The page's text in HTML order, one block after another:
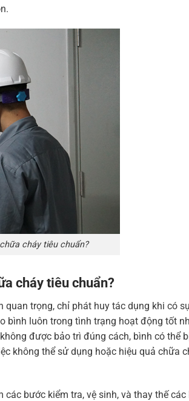
cháy tiêu chuẩn?
cháy tiêu chuẩn?
quan trọng, chỉ phát huy tác dụng khi có
bình luôn trong tình trạng hoạt động tốt
được bảo trì đúng cách, bình có thể
không thể sử dụng hoặc hiệu quả chữa
bước kiểm tra, vệ sinh, và thay thế các